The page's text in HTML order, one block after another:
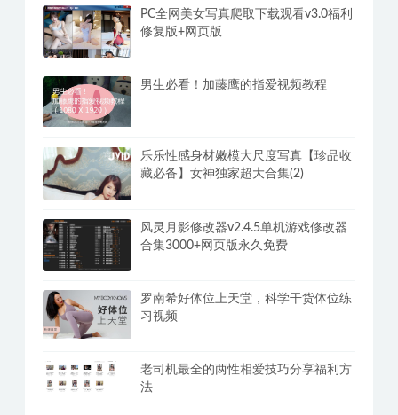
PC全网美女写真爬取下载观看v3.0福利
修复版+网页版
男生必看！加藤鹰的指爱视频教程
乐乐性感身材嫩模大尺度写真【珍品收
藏必备】女神独家超大合集(2)
风灵月影修改器v2.4.5单机游戏修改器
合集3000+网页版永久免费
罗南希好体位上天堂，科学干货体位练
习视频
老司机最全的两性相爱技巧分享福利方
法